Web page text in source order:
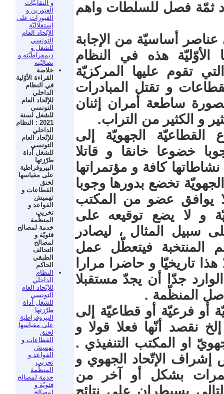
و النقابيّات
الغيورين و
الغيورات على
إستقلاليّة
الإتّحاد العام
التونسي
للشغل و
ديمقراطيّته و
نضاليّته
خلاصة
القراءة الأوّلية
في النظام
الداخلي
للإتّحاد العام
التونسي
للشغل لسنة
2021 : النظام
الداخلي
للإتّحاد العام
التونسي
للشغل أداة
طرّزتها
البيروقراطية
على مقياسها
لخنق
القطاعات و
تهميش
القواعد و
تخريب
المنظّمة
خدمة لمصالح
فئويّة و
لمصالح
التحالف
الطبقي
الحاكم
النظام
الداخلي
للإتّحاد العام
التونسي
للشغل أداة
طرّزتها
البيروقراطية
على مقياسها
لخنق
القطاعات و
تهميش
القواعد و
تخريب
المنظّمة
خدمة لمصالح
فئويّة و
لمصالح
ثمّة فصل للسلطات واهم
أساسيّة من الإجابة
هذه في النظام
تقوم عليها المركزيّة
و تقتل المبادرات
ساطعة أمران إثنان
و الكثير من التراب.
القطاعيّة الجهويّة إلى
خضوعا خانقا و قاتلا
كافة و مؤتمراتها
تخضع بدورها وجوبا
يوافق عضو من المكتب
و لا يضع توقيعه على
سبيل المثال ، ليصادر
المنتخبة فيتعطّل عمل
تاريخيّا و حاضرا مرارا
جدّا أن يجدّ مستقبلا
المنظّمة .
أو فرعيّة أو قطاعيّة إلى
نقصد أنّها فعلا قولا و
او المكتب التنفيذي .
الإتّحاد الجهوي و
بشكل أو آخر من